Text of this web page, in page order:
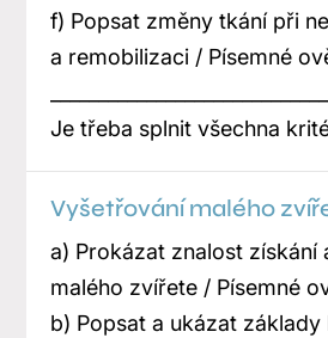
f) Popsat změny tkání při
a remobilizaci / Písemné
Je třeba splnit všechna
Vyšetřování malého
a) Prokázat znalost získání
malého zvířete / Písemné
b) Popsat a ukázat základy